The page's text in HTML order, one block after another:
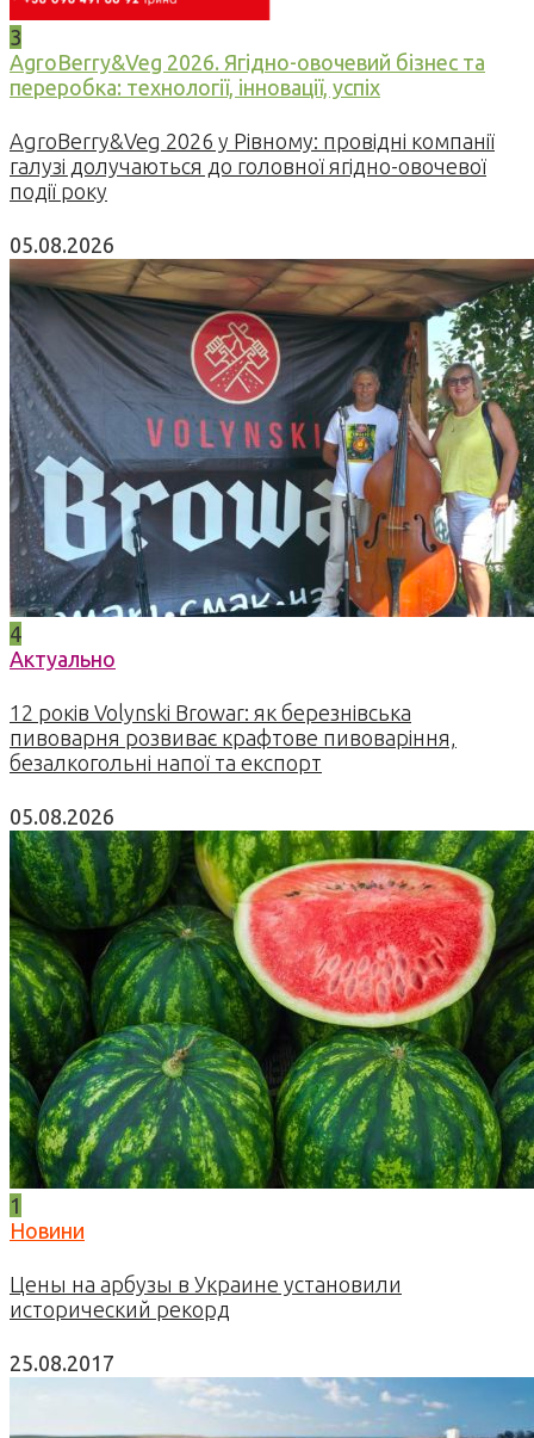
3
AgroBerry&Veg 2026. Ягідно-овочевий бізнес та
переробка: технології, інновації, успіх
AgroBerry&Veg 2026 у Рівному: провідні компанії
галузі долучаються до головної ягідно-овочевої
події року
05.08.2026
4
Актуально
12 років Volynski Browar: як березнівська
пивоварня розвиває крафтове пивоваріння,
безалкогольні напої та експорт
05.08.2026
1
Новини
Цены на арбузы в Украине установили
исторический рекорд
25.08.2017